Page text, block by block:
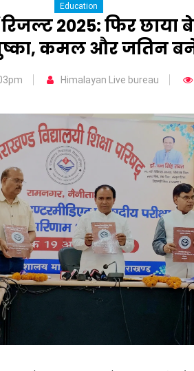
Education
रिजल्ट 2025: फिर छाया
कमल और जतिन बने
Himalayan Live bureau